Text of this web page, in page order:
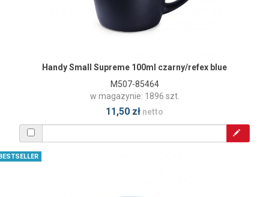
Handy Small Supreme 100ml czarny/refex blue
M507-85464
w magazynie: 1896 szt.
11,50 zł netto